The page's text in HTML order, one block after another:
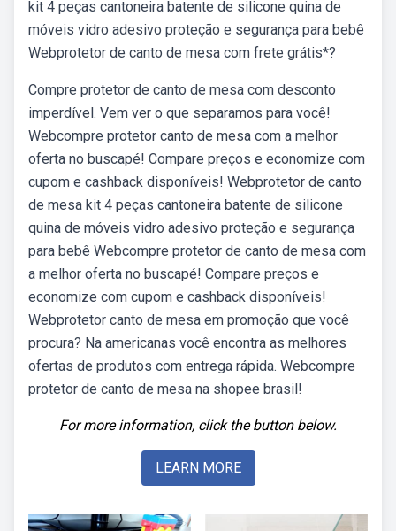
kit 4 peças cantoneira batente de silicone quina de
móveis vidro adesivo proteção e segurança para bebê
Webprotetor de canto de mesa com frete grátis*?
Compre protetor de canto de mesa com desconto
imperdível. Vem ver o que separamos para você!
Webcompre protetor canto de mesa com a melhor
oferta no buscapé! Compare preços e economize com
cupom e cashback disponíveis! Webprotetor de canto
de mesa kit 4 peças cantoneira batente de silicone
quina de móveis vidro adesivo proteção e segurança
para bebê Webcompre protetor de canto de mesa com
a melhor oferta no buscapé! Compare preços e
economize com cupom e cashback disponíveis!
Webprotetor canto de mesa em promoção que você
procura? Na americanas você encontra as melhores
ofertas de produtos com entrega rápida. Webcompre
protetor de canto de mesa na shopee brasil!
For more information, click the button below.
LEARN MORE